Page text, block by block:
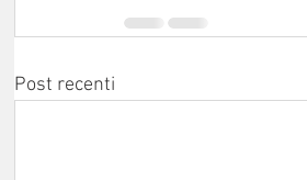
Post recenti